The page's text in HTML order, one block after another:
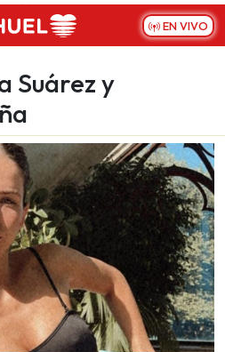
EN VIVO
Suárez y